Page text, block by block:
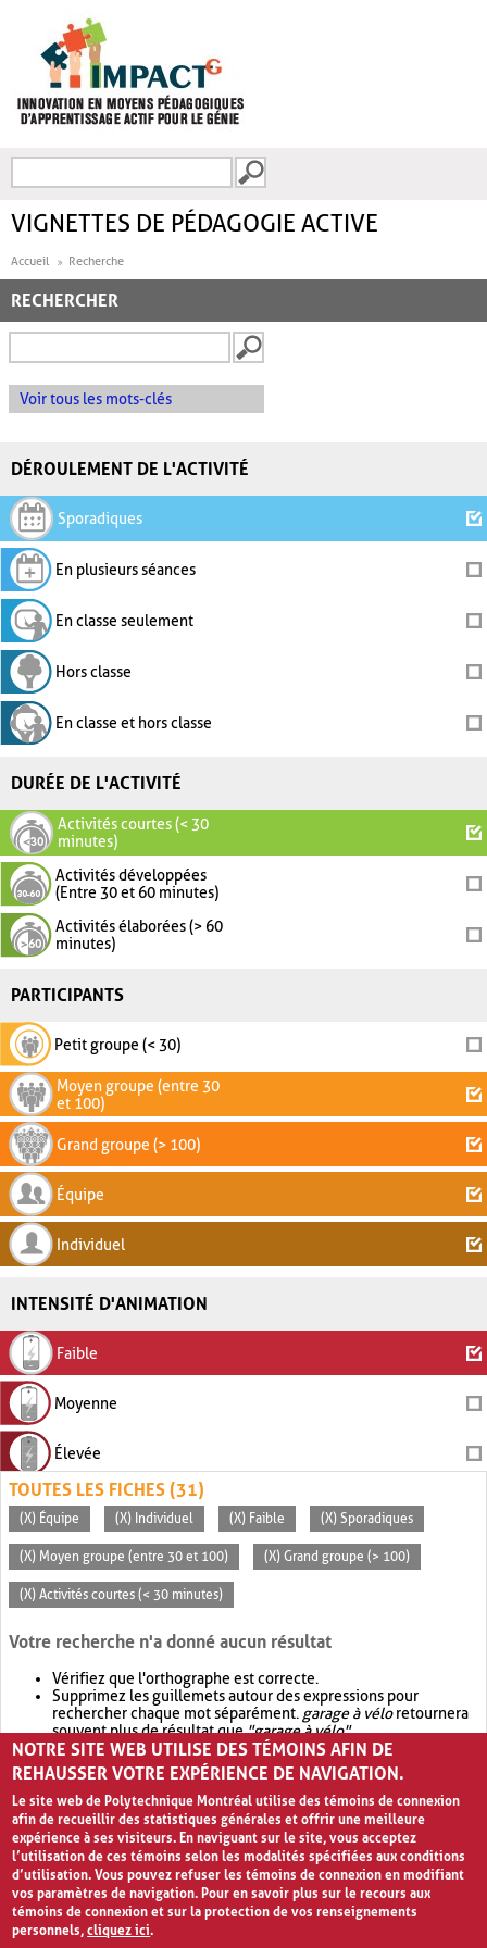
FORMULAIRE DE
VIGNETTES DE PÉDAGOGIE ACTIVE
Accueil Recherche
RECHERCHER
Voir tous les mots-clés
DÉROULEMENT DE L'ACTIVITÉ
Sporadiques
En plusieurs séances
En classe seulement
Hors classe
En classe et hors classe
DURÉE DE L'ACTIVITÉ
Activités courtes (< 30
minutes)
Activités développées
(Entre 30 et 60 minutes)
Activités élaborées (> 60
minutes)
PARTICIPANTS
Petit groupe (< 30)
Moyen groupe (entre 30
et 100)
Grand groupe (> 100)
Équipe
Individuel
INTENSITÉ D'ANIMATION
Faible
Moyenne
Élevée
TOUTES LES FICHES (31)
(X) Équipe (X) Individuel (X) Faible (X) Sporadiques
(X) Moyen groupe (entre 30 et 100) (X) Grand groupe (> 100)
(X) Activités courtes (< 30 minutes)
Votre recherche n'a donné aucun résultat
Vérifiez que l'orthographe est correcte.
Supprimez les guillemets autour des expressions pour
rechercher chaque mot séparément. garage à véloretournera
souvent plus de résultat que"garage à vélo".
Envisagez d'élargir votre recherche avec OR.garage OR vélo
retournera souvent plus de résultat quegarage à vélo
NOTRE SITE WEB UTILISE DES TÉMOINS AFIN DE
REHAUSSER VOTRE EXPÉRIENCE DE NAVIGATION.
Le site web de Polytechnique Montréal utilise des témoins de connexion
afin de recueillir des statistiques générales et offrir une meilleure
expérience à ses visiteurs. En naviguant sur le site, vous acceptez
l’utilisation de ces témoins selon les modalités spécifiées aux conditions
d’utilisation. Vous pouvez refuser les témoins de connexion en modifiant
vos paramètres de navigation. Pour en savoir plus sur le recours aux
témoins de connexion et sur la protection de vos renseignements
personnels,cliquez ici.